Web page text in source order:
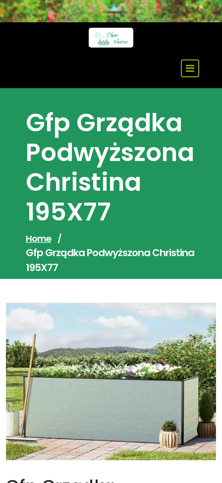
Skip
to
Gfp Grządka
Podwyższona
Christina
195X77
Home /
Gfp Grządka Podwyższona Christina
195X77